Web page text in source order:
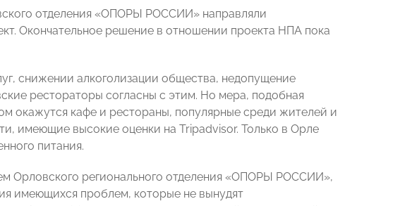
отделения «ОПОРЫ РОССИИ» направляли
Окончательное решение в отношении проекта НПА пока
снижении алкоголизации общества, недопущение
рестораторы согласны с этим. Но мера, подобная
окажутся кафе и рестораны, популярные среди жителей и
имеющие высокие оценки на Tripadvisor. Только в Орле
питания.
Орловского регионального отделения «ОПОРЫ РОССИИ»,
имеющихся проблем, которые не вынудят